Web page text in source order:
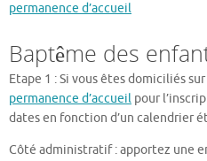
permanence d’accueil
Baptême des
Etape 1 : Si vous êtes domiciliés
permanence d’accueil pour
dates en fonction d’un calendrier
Côté administratif : apportez une